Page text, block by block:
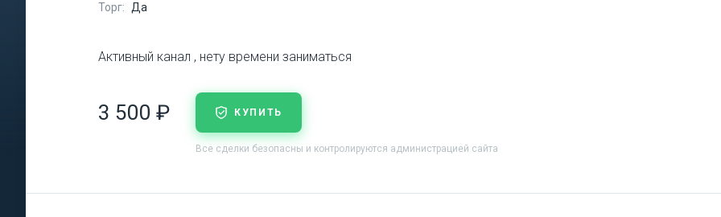
Торг:
Да
Активный канал , нету времени заниматься
3 500 ₽ КУПИТЬ
Все сделки безопасны и контролируются администрацией сайта